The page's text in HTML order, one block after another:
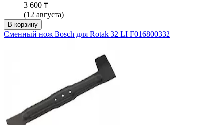
3 600 ₸
(12 августа)
В корзину
Сменный нож Bosch для Rotak 32 LI F016800332